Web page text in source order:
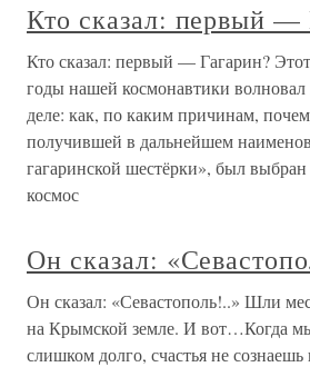
Кто сказал: первый —
Кто сказал: первый — Гагарин?
годы нашей космонавтики
деле: как, по каким причинам,
получившей в дальнейшем
гагаринской шестёрки», был выбран
космос
Он сказал:
Он сказал: «Севастополь!..» Шли
на Крымской земле. И вот…Когда
слишком долго, счастья не